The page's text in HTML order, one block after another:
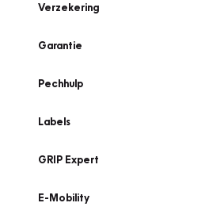
Verzekering
Garantie
Pechhulp
Labels
GRIP Expert
E-Mobility